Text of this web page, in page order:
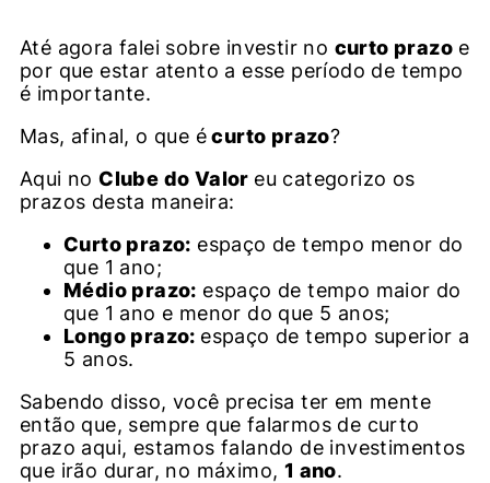
Até agora falei sobre investir no curto prazo e
por que estar atento a esse período de tempo
é importante.
Mas, afinal, o que écurto prazo?
Aqui noClube do Valor eu categorizo os
prazos desta maneira:
Curto prazo: espaço de tempo menor do
que 1 ano;
Médio prazo: espaço de tempo maior do
que 1 ano e menor do que 5 anos;
Longo prazo: espaço de tempo superior a
5 anos.
Sabendo disso, você precisa ter em mente
então que, sempre que falarmos de curto
prazo aqui, estamos falando de investimentos
que irão durar, no máximo, 1 ano.